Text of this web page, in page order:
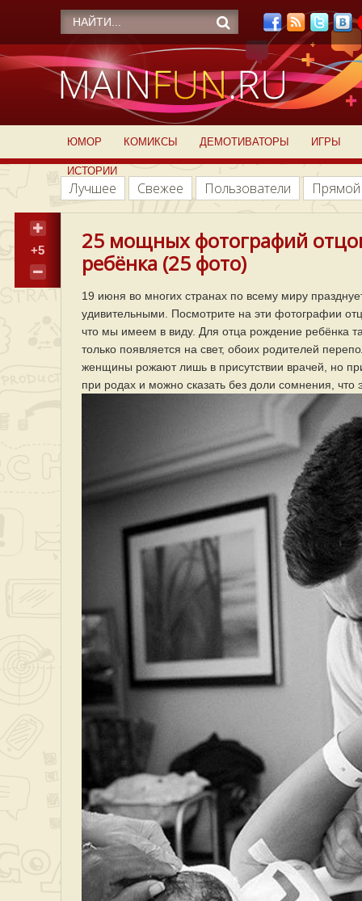
ЮМОР КОМИКСЫ ДЕМОТИВАТОРЫ ИГРЫ
ИСТОРИИ
Лучшее Свежее Пользователи
+5
25 мощных фотографий
ребёнка (25 фото)
19 июня во многих странах по всему миру
удивительными. Посмотрите на эти фотографии
что мы имеем в виду. Для отца рождение ребёнка
только появляется на свет, обоих родителей
женщины рожают лишь в присутствии врачей, но
при родах и можно сказать без доли сомнения, что